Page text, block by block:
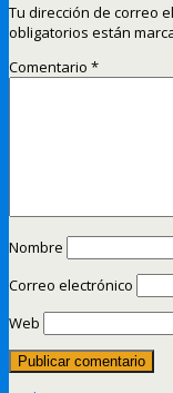
Tu dirección de correo
obligatorios están
Comentario *
Nombre
Correo electrónico
Web